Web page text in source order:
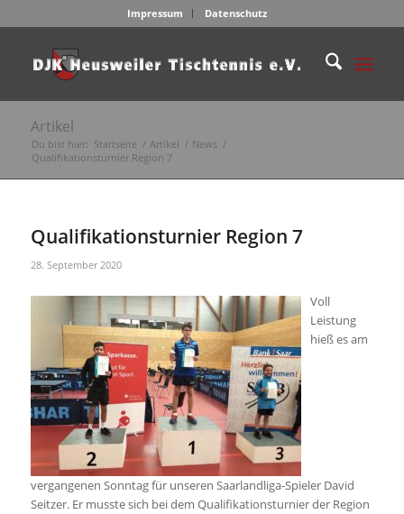
Impressum Datenschutz
Artikel
Du bist hier: Startseite / Artikel / News /
Qualifikationsturnier Region 7
Qualifikationsturnier Region 7
28. September 2020
Voll
Leistung
hieß es am
vergangenen Sonntag für unseren Saarlandliga-Spieler David
Seitzer. Er musste sich bei dem Qualifikationsturnier der Region